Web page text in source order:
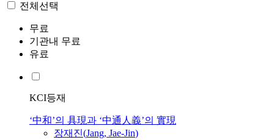
전체선택
무료
기관내 무료
유료
KCI등재
‘中和’의 具現과 ‘中通人義’의 實現
장재진(Jang, Jae-Jin)